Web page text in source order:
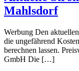
Mahlsdorf
Werbung Den
die ungefährend
berechnen lassen.
GmbH Die […]